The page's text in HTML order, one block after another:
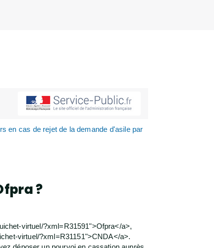
en cas de rejet de la demande d'asile par
?
virtuel/?xml=R31591">Ofpra</a>,
virtuel/?xml=R31151">CNDA</a>.